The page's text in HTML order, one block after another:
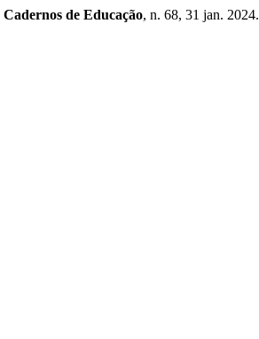
Cadernos de Educação, n. 68, 31 jan. 2024.